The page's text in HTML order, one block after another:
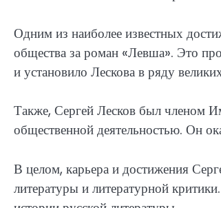
Одним из наиболее известных
общества за роман «Левша». Это
и установило Лескова в ряду
Также, Сергей Лесков был членом
общественной деятельностью. Он
В целом, карьера и достижения
литературы и литературной